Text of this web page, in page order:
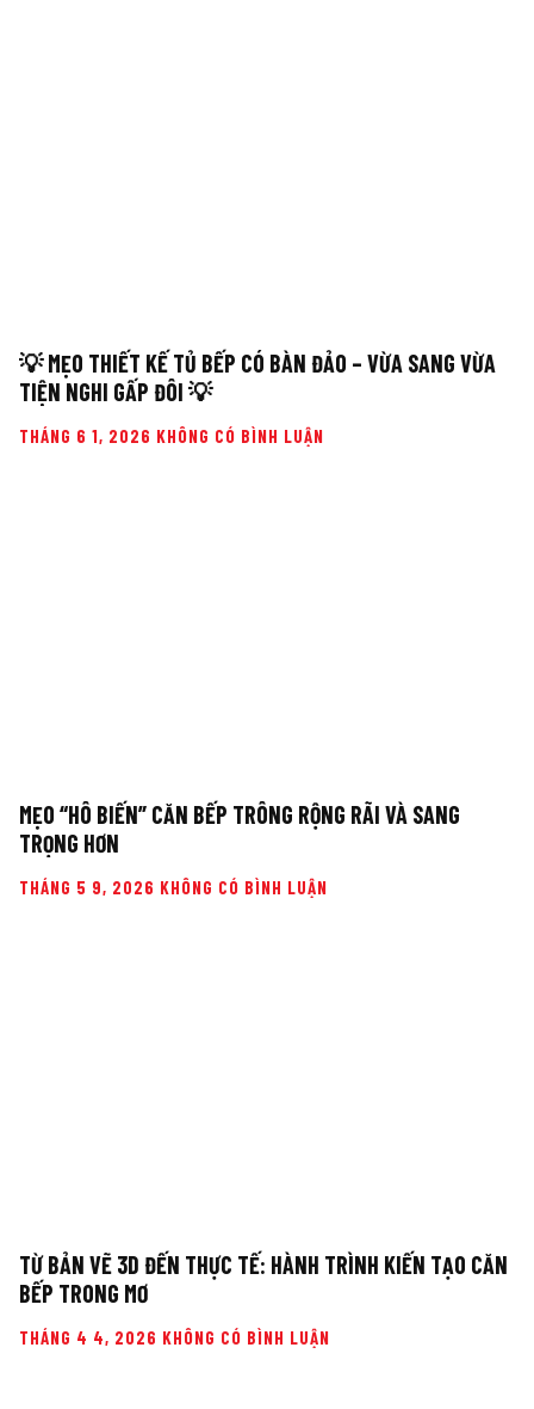
💡 MẸO THIẾT KẾ TỦ BẾP CÓ BÀN ĐẢO – VỪA SANG VỪA
TIỆN NGHI GẤP ĐÔI 💡
THÁNG 6 1, 2026 KHÔNG CÓ BÌNH LUẬN
MẸO “HÔ BIẾN” CĂN BẾP TRÔNG RỘNG RÃI VÀ SANG
TRỌNG HƠN
THÁNG 5 9, 2026 KHÔNG CÓ BÌNH LUẬN
TỪ BẢN VẼ 3D ĐẾN THỰC TẾ: HÀNH TRÌNH KIẾN TẠO CĂN
BẾP TRONG MƠ
THÁNG 4 4, 2026 KHÔNG CÓ BÌNH LUẬN